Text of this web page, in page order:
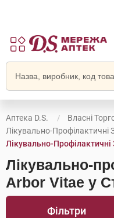
Аптека D.S.
Власні
Лікувально-Профілактичні
Лікувально-
Лікувально-
Arbor Vitae у
Фільтри